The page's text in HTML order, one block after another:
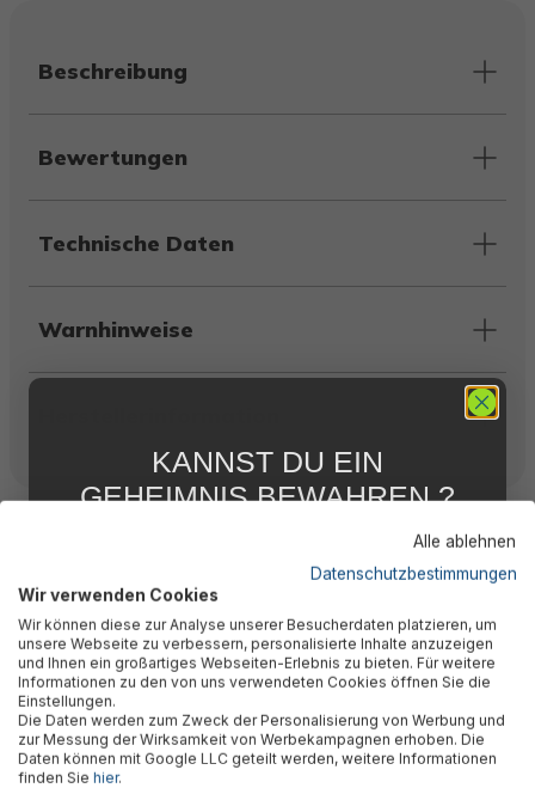
Beschreibung
Bewertungen
Technische Daten
Warnhinweise
Alle ablehnen
Datenschutzbestimmungen
Wir verwenden Cookies
Wir können diese zur Analyse unserer Besucherdaten platzieren, um
unsere Webseite zu verbessern, personalisierte Inhalte anzuzeigen
und Ihnen ein großartiges Webseiten-Erlebnis zu bieten. Für weitere
Informationen zu den von uns verwendeten Cookies öffnen Sie die
Einstellungen.
Die Daten werden zum Zweck der Personalisierung von Werbung und
zur Messung der Wirksamkeit von Werbekampagnen erhoben. Die
Daten können mit Google LLC geteilt werden, weitere Informationen
finden Sie hier.
KANNST DU EIN
GEHEIMNIS BEWAHREN ?
FÜR DICH
Abonniere jetzt unseren kostenlosen
Newsletter, verpasse keine Neuigkeiten und
Aktionen mehr und sichere Dir 5 %
Willkommensrabatt auf nicht reduzierte Ware
bei Deiner ersten Bestellung !*
Email